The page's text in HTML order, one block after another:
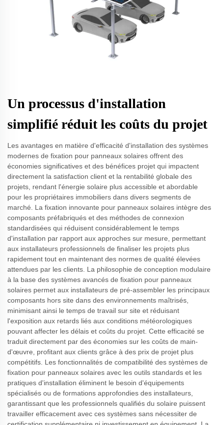
Un processus d'installation
simplifié réduit les coûts du projet
Les avantages en matière d'efficacité d'installation des systèmes
modernes de fixation pour panneaux solaires offrent des
économies significatives et des bénéfices projet qui impactent
directement la satisfaction client et la rentabilité globale des
projets, rendant l'énergie solaire plus accessible et abordable
pour les propriétaires immobiliers dans divers segments de
marché. La fixation innovante pour panneaux solaires intègre des
composants préfabriqués et des méthodes de connexion
standardisées qui réduisent considérablement le temps
d'installation par rapport aux approches sur mesure, permettant
aux installateurs professionnels de finaliser les projets plus
rapidement tout en maintenant des normes de qualité élevées
attendues par les clients. La philosophie de conception modulaire
à la base des systèmes avancés de fixation pour panneaux
solaires permet aux installateurs de pré-assembler les principaux
composants hors site dans des environnements maîtrisés,
minimisant ainsi le temps de travail sur site et réduisant
l'exposition aux retards liés aux conditions météorologiques
pouvant affecter les délais et coûts du projet. Cette efficacité se
traduit directement par des économies sur les coûts de main-
d'œuvre, profitant aux clients grâce à des prix de projet plus
compétitifs. Les fonctionnalités de compatibilité des systèmes de
fixation pour panneaux solaires avec les outils standards et les
pratiques d'installation éliminent le besoin d'équipements
spécialisés ou de formations approfondies des installateurs,
garantissant que les professionnels qualifiés du solaire puissent
travailler efficacement avec ces systèmes sans nécessiter de